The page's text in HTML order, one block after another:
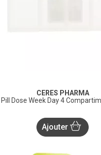
CERES PHARMA
Pill Dose Week Day 4
Ajouter